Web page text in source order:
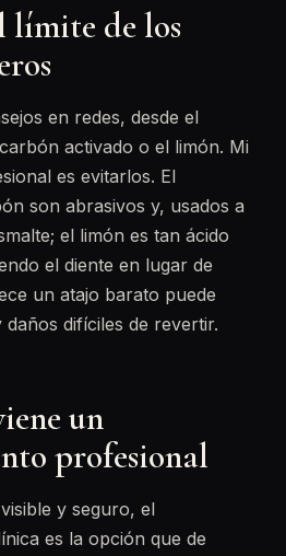
límite de los
en redes, desde el
activado o el limón. Mi
es evitarlos. El
son abrasivos y, usados a
el limón es tan ácido
el diente en lugar de
un atajo barato puede
difíciles de revertir.
un
profesional
y seguro, el
es la opción que de